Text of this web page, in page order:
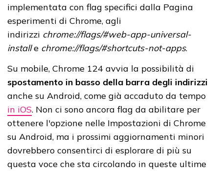
implementata con flag specifici dalla Pagina
esperimenti di Chrome, agli
indirizzi chrome://flags/#web-app-universal-
installe chrome://flags/#shortcuts-not-apps.
Su mobile, Chrome 124 avvia la possibilità di
spostamento in basso della barra degli indirizzi
anche su Android, come già accaduto da tempo
in iOS. Non ci sono ancora flag da abilitare per
ottenere l'opzione nelle Impostazioni di Chrome
su Android, ma i prossimi aggiornamenti minori
dovrebbero consentirci di esplorare di più su
questa voce che sta circolando in queste ultime